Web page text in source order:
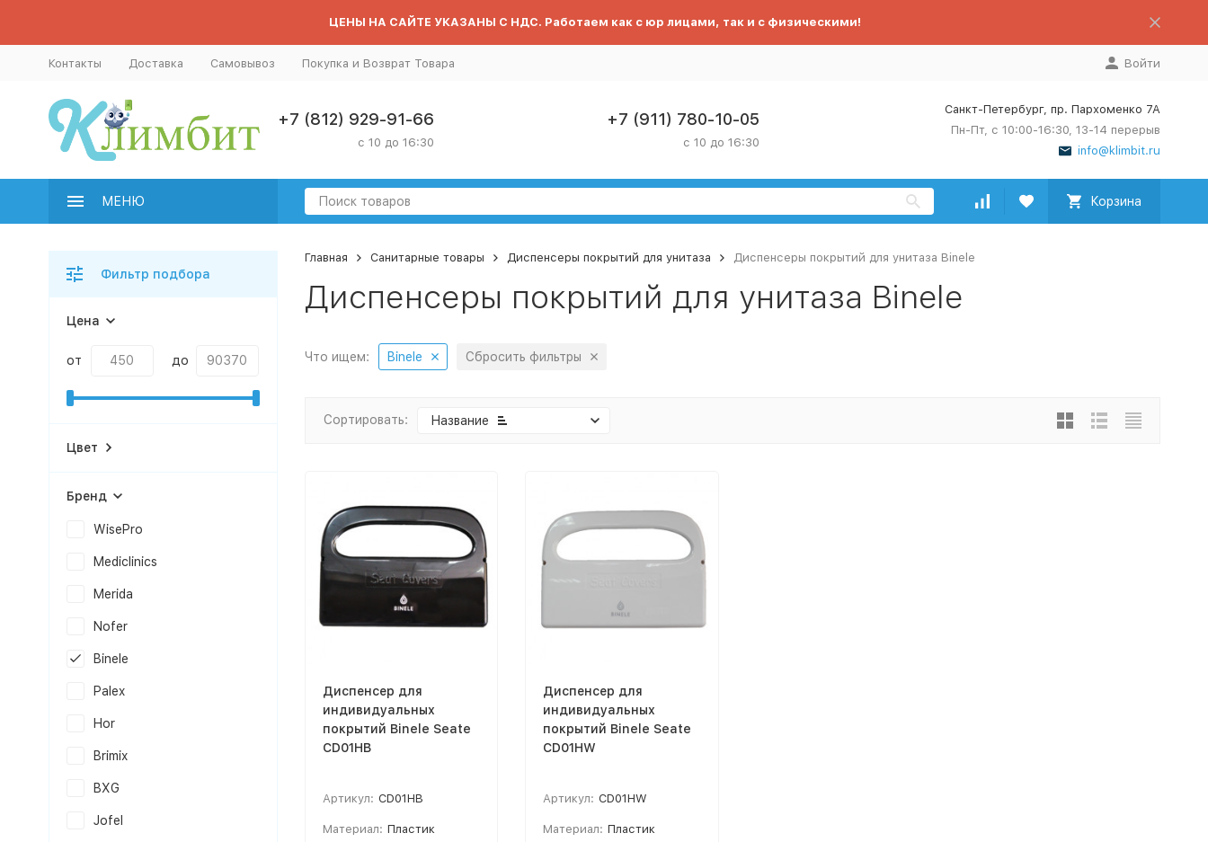
ЦЕНЫ НА САЙТЕ УКАЗАНЫ С НДС. Работаем как с юр лицами, так и с физическими!
Контакты Доставка Самовывоз Покупка и Возврат Товара Войти
+7 (812) 929-91-66
с 10 до 16:30
+7 (911) 780-10-05
с 10 до 16:30
Санкт-Петербург, пр. Пархоменко 7А
Пн-Пт, с 10:00-16:30, 13-14 перерыв
info@klimbit.ru
МЕНЮ Корзина
Главная Санитарные товары Диспенсеры покрытий для унитаза Диспенсеры покрытий для унитаза Binele
Диспенсеры покрытий для унитаза Binele
Что ищем: Binele Сбросить фильтры
Сортировать: Название
Диспенсер для
индивидуальных
покрытий Binele Seate
CD01HB
Артикул: CD01HB
Материал: Пластик
Диспенсер для
индивидуальных
покрытий Binele Seate
CD01HW
Артикул: CD01HW
Материал: Пластик
Фильтр подбора
Цена
от до
Цвет
Бренд
WisePro
Mediclinics
Merida
Nofer
Binele
Palex
Hor
Brimix
BXG
Jofel